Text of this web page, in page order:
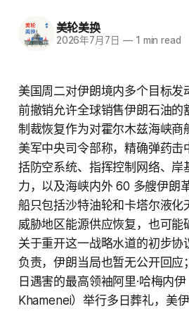
美轮美换
2026年7月7日 —1 min read
美国周二对伊朗境内多个目标发
前撤销允许全球销售伊朗石油的
制裁恢复作为对霍尔木兹海峡商
美军中央司令部称，精确弹药
括防空系统、指挥控制网络、岸
力，以及海峡内外 60 多艘伊朗
船只包括沙特油轮和卡塔尔液化
威胁地区能源供应恢复，也可能
关于重开这一战略水道的初步协
负责，伊朗当局也暂无公开回应
日遇害的最高领袖阿里·哈梅内
Khamenei）举行多日葬礼，美